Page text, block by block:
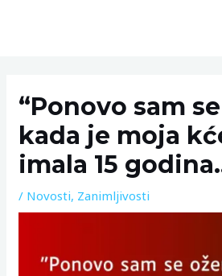
“Ponovo sam
kada je moja
imala 15
/ Novosti, Zanimljivosti